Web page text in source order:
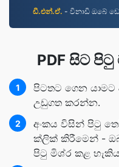
ඩී.එන්.ඒ. - විනාඩි ඔබේ
PDF සිට
1
පිටතට ගෙන යාමට
උඩුගත කරන්න.
2
අංකය විසින් පිටු
ක්ලික් කිරීමෙන් -
පිටු මිශ්ර කළ